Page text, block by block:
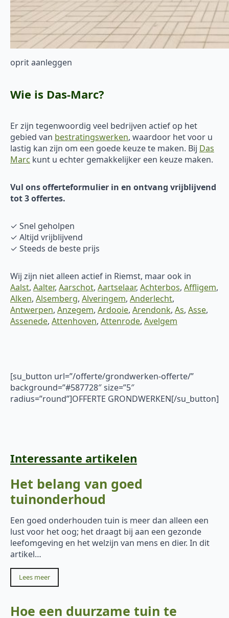
oprit aanleggen
Wie is Das-Marc?
Er zijn tegenwoordig veel bedrijven actief op het
gebied van bestratingswerken, waardoor het voor u
lastig kan zijn om een goede keuze te maken. Bij Das
Marc kunt u echter gemakkelijker een keuze maken.
Vul ons offerteformulier in en ontvang vrijblijvend
tot 3 offertes.
✓ Snel geholpen
✓ Altijd vrijblijvend
✓ Steeds de beste prijs
Wij zijn niet alleen actief in Riemst, maar ook in
Aalst, Aalter, Aarschot, Aartselaar, Achterbos, Affligem,
Alken, Alsemberg, Alveringem, Anderlecht,
Antwerpen, Anzegem, Ardooie, Arendonk, As, Asse,
Assenede, Attenhoven, Attenrode, Avelgem
[su_button url=”/offerte/grondwerken-offerte/”
background=”#587728″ size=”5″
radius=”round”]OFFERTE GRONDWERKEN[/su_button]
Interessante artikelen
Het belang van goed
tuinonderhoud
Een goed onderhouden tuin is meer dan alleen een
lust voor het oog; het draagt bij aan een gezonde
leefomgeving en het welzijn van mens en dier. In dit
artikel…
Lees meer
Hoe een duurzame tuin te